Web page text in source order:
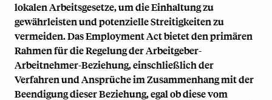
lokalen Arbeitsgesetze, um die Einhaltung zu
gewährleisten und potenzielle Streitigkeiten zu
vermeiden. Das Employment Act bietet den primären
Rahmen für die Regelung der Arbeitgeber-
Arbeitnehmer-Beziehung, einschließlich der
Verfahren und Ansprüche im Zusammenhang mit der
Beendigung dieser Beziehung, egal ob diese vom